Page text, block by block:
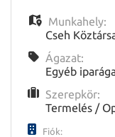
listája
Töltse
fel
Belépés
Munkahely:
Cseh
Ágazat:
Egyéb
Szerepkör:
Termelés /
Fiók: